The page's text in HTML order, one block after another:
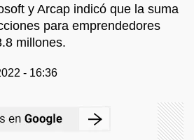
y Arcap indicó que la suma
para emprendedores
millones.
- 16:36